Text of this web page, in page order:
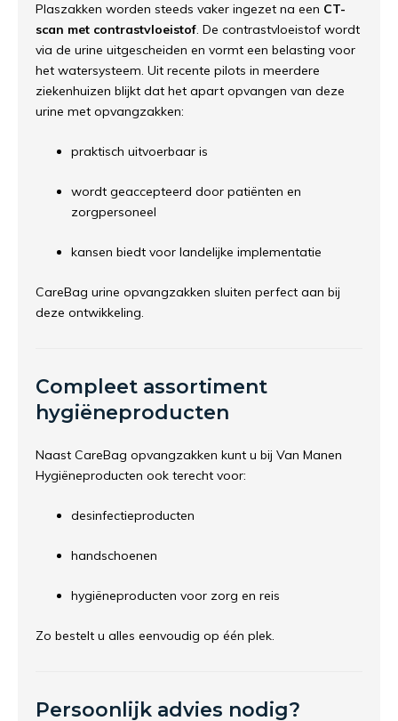
Plaszakken worden steeds vaker ingezet na een CT-
scan met contrastvloeistof. De contrastvloeistof wordt
via de urine uitgescheiden en vormt een belasting voor
het watersysteem. Uit recente pilots in meerdere
ziekenhuizen blijkt dat het apart opvangen van deze
urine met opvangzakken:
praktisch uitvoerbaar is
wordt geaccepteerd door patiënten en
zorgpersoneel
kansen biedt voor landelijke implementatie
CareBag urine opvangzakken sluiten perfect aan bij
deze ontwikkeling.
Compleet assortiment
hygiëneproducten
Naast CareBag opvangzakken kunt u bij Van Manen
Hygiëneproducten ook terecht voor:
desinfectieproducten
handschoenen
hygiëneproducten voor zorg en reis
Zo bestelt u alles eenvoudig op één plek.
Persoonlijk advies nodig?